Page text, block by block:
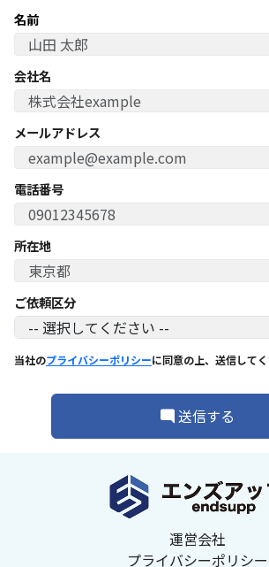
名前
会社名
メールアドレス
電話番号
所在地
ご依頼区分
当社のプライバシーポリシーに同意の上、送信して
送信する
運営会社
プライバシーポリシー